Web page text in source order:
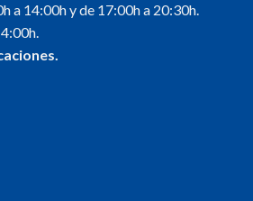
a 14:00h y de 17:00h a 20:30h.